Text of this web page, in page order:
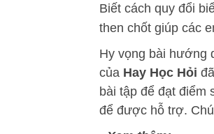
Biết cách quy đổi
then chốt giúp các
Hy vọng bài hướng
của Hay Học Hỏi
bài tập để đạt điểm
để được hỗ trợ.